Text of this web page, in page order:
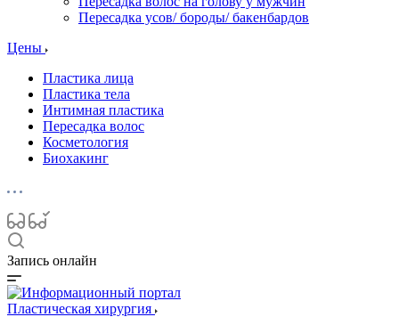
Пересадка усов/ бороды/ бакенбардов
Цены
Пластика лица
Пластика тела
Интимная пластика
Пересадка волос
Косметология
Биохакинг
Запись онлайн
Пластическая хирургия